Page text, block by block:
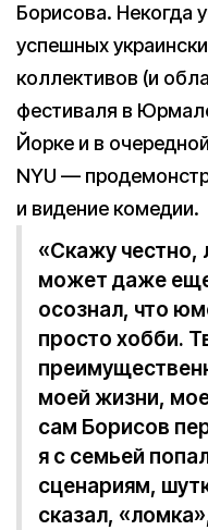
Борисова. Некогда
успешных
коллективов (и
фестиваля в
Йорке и в
NYU —
и видение комедии.
«Скажу честно,
может даже
осознал, что
просто хобби.
моей жизни,
сам Борисов
я с семьей
сценариям,
сказал,